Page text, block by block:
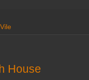
House